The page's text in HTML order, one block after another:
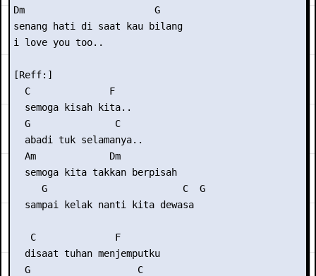
Dm                       G
senang hati di saat kau bilang
i love you too..
[Reff:]
  C              F
  semoga kisah kita..
  G               C
  abadi tuk selamanya..
  Am             Dm
  semoga kita takkan berpisah
     G                        C  G
  sampai kelak nanti kita dewasa
   C              F
  disaat tuhan menjemputku
  G                   C